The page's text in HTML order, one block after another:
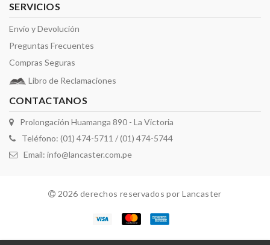
SERVICIOS
Envío y Devolución
Preguntas Frecuentes
Compras Seguras
Libro de Reclamaciones
CONTACTANOS
Prolongación Huamanga 890 - La Victoria
Teléfono: (01) 474-5711 / (01) 474-5744
Email: info@lancaster.com.pe
2026 derechos reservados por Lancaster